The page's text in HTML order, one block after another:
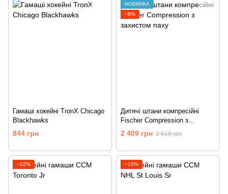
Гамаші хокейні TronX Chicago
Blackhawks
844 грн
НОВИНКА
−8%
Дитячі штани компресійні
Fischer Compression з
захистом паху
2 409 грн 2 618 грн
−22% −15%